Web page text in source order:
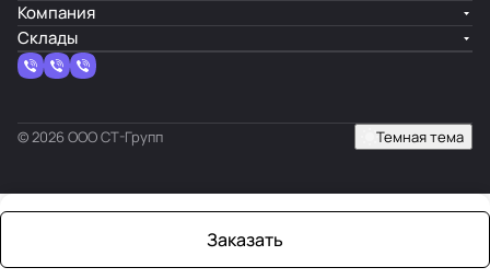
Заказать
Компания
Склады
© 2026 ООО СТ-Групп Темная тема